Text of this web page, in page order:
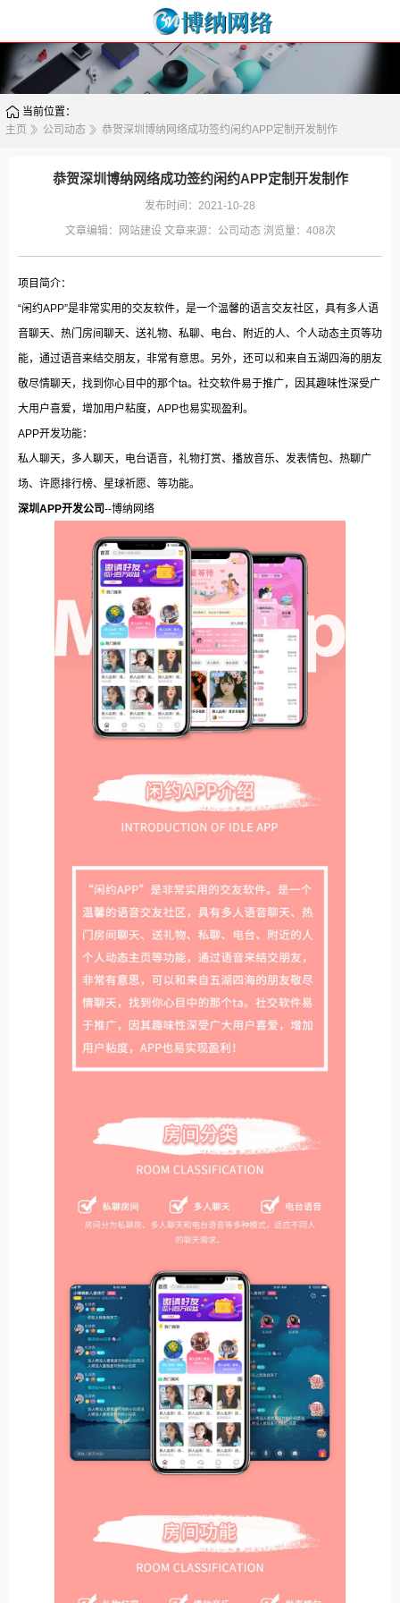
当前位置：
主页
公司动态 恭贺深圳博纳网络成功签约闲约APP定制开发制作
恭贺深圳博纳网络成功签约闲约APP定制开发制作
发布时间：2021-10-28
文章编辑：
网站建设文章来源： 公司动态浏览量： 408次
项目简介：
“闲约APP”是非常实用的交友软件，是一个温馨的语言交友社区，具有多人语
音聊天、热门房间聊天、送礼物、私聊、电台、附近的人、个人动态主页等功
能，通过语音来结交朋友，非常有意思。另外，还可以和来自五湖四海的朋友
敬尽情聊天，找到你心目中的那个ta。社交软件易于推广，因其趣味性深受广
大用户喜爱，增加用户粘度，APP也易实现盈利。
APP开发功能：
私人聊天，多人聊天，电台语音，礼物打赏、播放音乐、发表情包、热聊广
场、许愿排行榜、星球祈愿、等功能。
深圳APP开发公司--博纳网络